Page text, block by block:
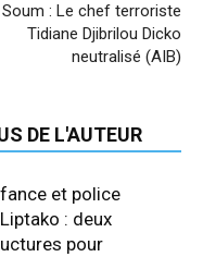
Soum : Le chef terroriste
Tidiane Djibrilou Dicko
neutralisé (AIB)
DE L'AUTEUR
et police
: deux
pour